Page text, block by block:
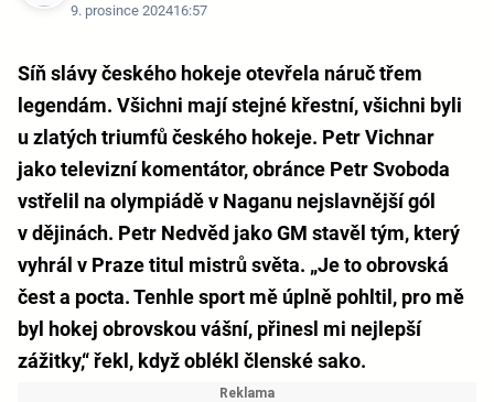
9. prosince 202416:57
Síň slávy českého hokeje otevřela náruč třem
legendám. Všichni mají stejné křestní, všichni byli
u zlatých triumfů českého hokeje. Petr Vichnar
jako televizní komentátor, obránce Petr Svoboda
vstřelil na olympiádě v Naganu nejslavnější gól
v dějinách. Petr Nedvěd jako GM stavěl tým, který
vyhrál v Praze titul mistrů světa. „Je to obrovská
čest a pocta. Tenhle sport mě úplně pohltil, pro mě
byl hokej obrovskou vášní, přinesl mi nejlepší
zážitky,“ řekl, když oblékl členské sako.